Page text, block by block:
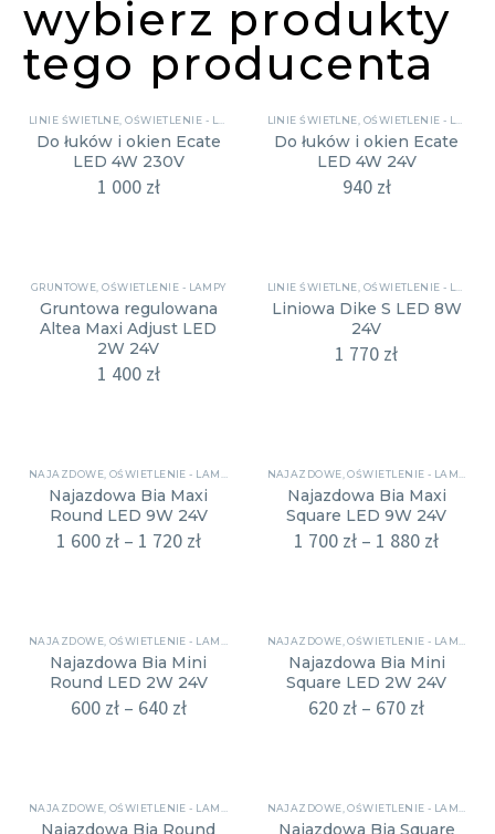
wybierz produkty
tego producenta
LINIE ŚWIETLNE,OŚWIETLENIE - LAMPY
Do łuków i okien Ecate
LED 4W 230V
1 000 zł
LINIE ŚWIETLNE, OŚWIETLENIE - LAMPY
Do łuków i okien Ecate
LED 4W 24V
940 zł
GRUNTOWE,OŚWIETLENIE - LAMPY
Gruntowa regulowana
Altea Maxi Adjust LED
2W 24V
1 400 zł
LINIE ŚWIETLNE, OŚWIETLENIE - LAMPY
Liniowa Dike S LED 8W
24V
1 770 zł
NAJAZDOWE, OŚWIETLENIE - LAMPY
Najazdowa Bia Maxi
Round LED 9W 24V
1 600 zł – 1 720 zł
NAJAZDOWE,OŚWIETLENIE - LAMPY
Najazdowa Bia Maxi
Square LED 9W 24V
1 700 zł – 1 880 zł
NAJAZDOWE, OŚWIETLENIE - LAMPY
Najazdowa Bia Mini
Round LED 2W 24V
600 zł – 640 zł
NAJAZDOWE,OŚWIETLENIE - LAMPY
Najazdowa Bia Mini
Square LED 2W 24V
620 zł – 670 zł
NAJAZDOWE, OŚWIETLENIE - LAMPY
Najazdowa Bia Round
NAJAZDOWE,OŚWIETLENIE - LAMPY
Najazdowa Bia Square